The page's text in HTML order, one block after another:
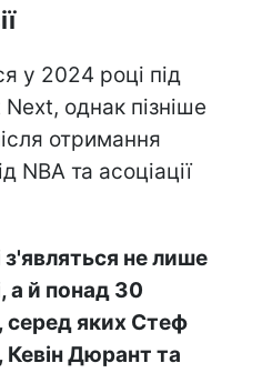
у 2024 році під
однак пізніше
отримання
NBA та асоціації
з'являться не лише
а й понад 30
серед яких Стеф
Дюрант та